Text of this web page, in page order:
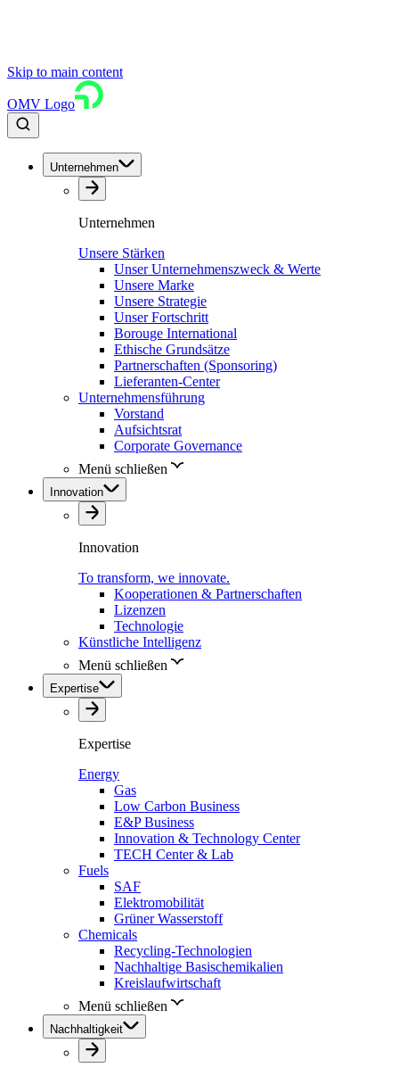
Skip to main content
OMV Logo
Unternehmen
Unternehmen
Unsere Stärken
Unser Unternehmenszweck & Werte
Unsere Marke
Unsere Strategie
Unser Fortschritt
Borouge International
Ethische Grundsätze
Partnerschaften (Sponsoring)
Lieferanten-Center
Unternehmensführung
Vorstand
Aufsichtsrat
Corporate Governance
Menü schließen
Innovation
Innovation
To transform, we innovate.
Kooperationen & Partnerschaften
Lizenzen
Technologie
Künstliche Intelligenz
Menü schließen
Expertise
Expertise
Energy
Gas
Low Carbon Business
E&P Business
Innovation & Technology Center
TECH Center & Lab
Fuels
SAF
Elektromobilität
Grüner Wasserstoff
Chemicals
Recycling-Technologien
Nachhaltige Basischemikalien
Kreislaufwirtschaft
Menü schließen
Nachhaltigkeit